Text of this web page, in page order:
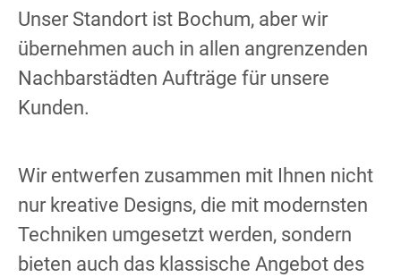
Unser Standort ist Bochum, aber wir
übernehmen auch in allen angrenzenden
Nachbarstädten Aufträge für unsere
Kunden.
Wir entwerfen zusammen mit Ihnen nicht
nur kreative Designs, die mit modernsten
Techniken umgesetzt werden, sondern
bieten auch das klassische Angebot des